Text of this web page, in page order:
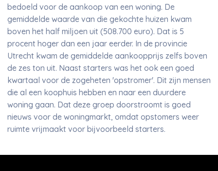
bedoeld voor de aankoop van een woning. De
gemiddelde waarde van die gekochte huizen kwam
boven het half miljoen uit (508.700 euro). Dat is 5
procent hoger dan een jaar eerder. In de provincie
Utrecht kwam de gemiddelde aankoopprijs zelfs boven
de zes ton uit. Naast starters was het ook een goed
kwartaal voor de zogeheten 'opstromer'. Dit zijn mensen
die al een koophuis hebben en naar een duurdere
woning gaan. Dat deze groep doorstroomt is goed
nieuws voor de woningmarkt, omdat opstomers weer
ruimte vrijmaakt voor bijvoorbeeld starters.